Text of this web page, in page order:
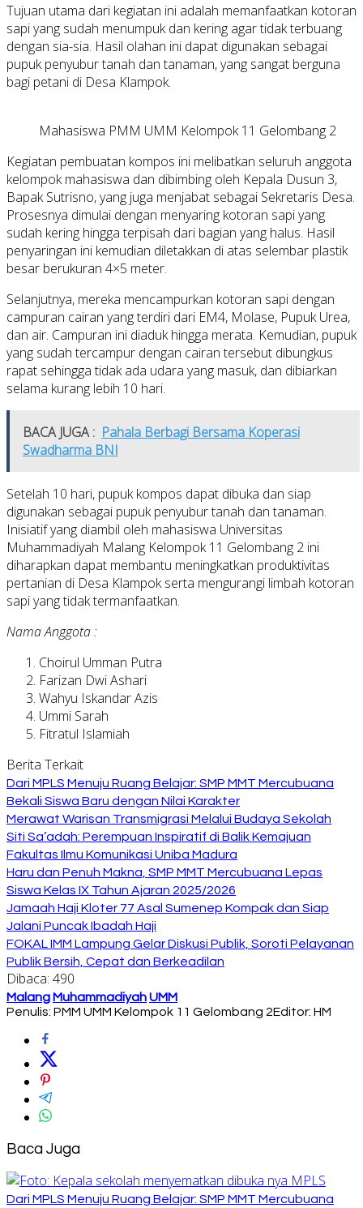
Tujuan utama dari kegiatan ini adalah memanfaatkan kotoran
sapi yang sudah menumpuk dan kering agar tidak terbuang
dengan sia-sia. Hasil olahan ini dapat digunakan sebagai
pupuk penyubur tanah dan tanaman, yang sangat berguna
bagi petani di Desa Klampok.
Mahasiswa PMM UMM Kelompok 11 Gelombang 2
Kegiatan pembuatan kompos ini melibatkan seluruh anggota
kelompok mahasiswa dan dibimbing oleh Kepala Dusun 3,
Bapak Sutrisno, yang juga menjabat sebagai Sekretaris Desa.
Prosesnya dimulai dengan menyaring kotoran sapi yang
sudah kering hingga terpisah dari bagian yang halus. Hasil
penyaringan ini kemudian diletakkan di atas selembar plastik
besar berukuran 4×5 meter.
Selanjutnya, mereka mencampurkan kotoran sapi dengan
campuran cairan yang terdiri dari EM4, Molase, Pupuk Urea,
dan air. Campuran ini diaduk hingga merata. Kemudian, pupuk
yang sudah tercampur dengan cairan tersebut dibungkus
rapat sehingga tidak ada udara yang masuk, dan dibiarkan
selama kurang lebih 10 hari.
BACA JUGA : Pahala Berbagi Bersama Koperasi
Swadharma BNI
Setelah 10 hari, pupuk kompos dapat dibuka dan siap
digunakan sebagai pupuk penyubur tanah dan tanaman.
Inisiatif yang diambil oleh mahasiswa Universitas
Muhammadiyah Malang Kelompok 11 Gelombang 2 ini
diharapkan dapat membantu meningkatkan produktivitas
pertanian di Desa Klampok serta mengurangi limbah kotoran
sapi yang tidak termanfaatkan.
Nama Anggota :
Choirul Umman Putra
Farizan Dwi Ashari
Wahyu Iskandar Azis
Ummi Sarah
Fitratul Islamiah
Berita Terkait
Dari MPLS Menuju Ruang Belajar: SMP MMT Mercubuana
Bekali Siswa Baru dengan Nilai Karakter
Merawat Warisan Transmigrasi Melalui Budaya Sekolah
Siti Sa’adah: Perempuan Inspiratif di Balik Kemajuan
Fakultas Ilmu Komunikasi Uniba Madura
Haru dan Penuh Makna, SMP MMT Mercubuana Lepas
Siswa Kelas IX Tahun Ajaran 2025/2026
Jamaah Haji Kloter 77 Asal Sumenep Kompak dan Siap
Jalani Puncak Ibadah Haji
FOKAL IMM Lampung Gelar Diskusi Publik, Soroti Pelayanan
Publik Bersih, Cepat dan Berkeadilan
Dibaca: 490
Malang MuhammadiyahUMM
Penulis: PMM UMM Kelompok 11 Gelombang 2Editor: HM
Baca Juga
Dari MPLS Menuju Ruang Belajar: SMP MMT Mercubuana